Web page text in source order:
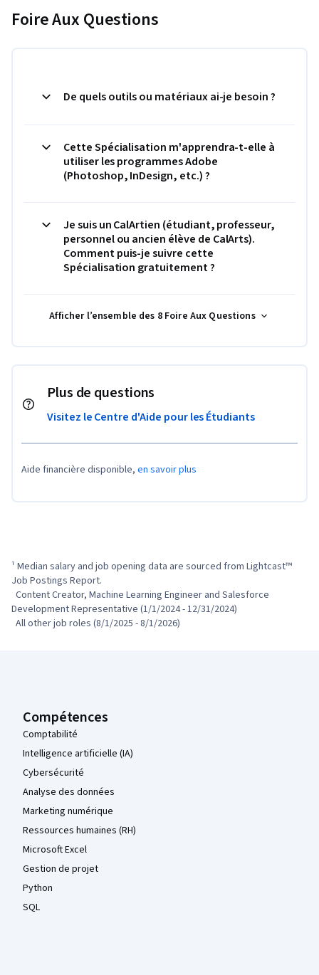
Foire Aux Questions
De quels outils ou matériaux ai-je besoin ?
Cette Spécialisation m'apprendra-t-elle à
utiliser les programmes Adobe
(Photoshop, InDesign, etc.) ?
Je suis un CalArtien (étudiant, professeur,
personnel ou ancien élève de CalArts).
Comment puis-je suivre cette
Spécialisation gratuitement ?
Afficher l’ensemble des 8 Foire Aux Questions
Plus de questions
Visitez le Centre d'Aide pour les Étudiants
Aide financière disponible, en savoir plus
¹ Median salary and job opening data are sourced from Lightcast™
Job Postings Report.
Development Representative (1/1/2024 - 12/31/2024)
  All other job roles (8/1/2025 - 8/1/2026)
Compétences
Comptabilité
Intelligence artificielle (IA)
Cybersécurité
Analyse des données
Marketing numérique
Ressources humaines (RH)
Microsoft Excel
Gestion de projet
Python
SQL